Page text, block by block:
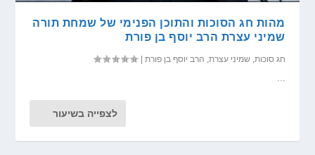
מהות חג הסוכות והתוכן הפנימי של שמחת תורה
שמיני עצרת הרב יוסף בן פורת
חג סוכות ,שמיני עצרת הרב יוסף בן פורת |
לצפייה בשיעור